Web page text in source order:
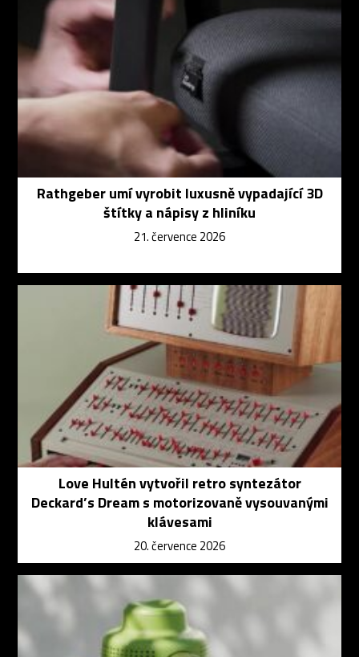
Rathgeber umí vyrobit luxusně vypadající 3D
štítky a nápisy z hliníku
21. července 2026
Love Hultén vytvořil retro syntezátor
Deckard’s Dream s motorizovaně vysouvanými
klávesami
20. července 2026